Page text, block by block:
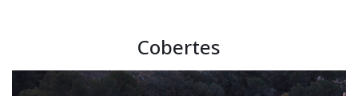
Cobertes